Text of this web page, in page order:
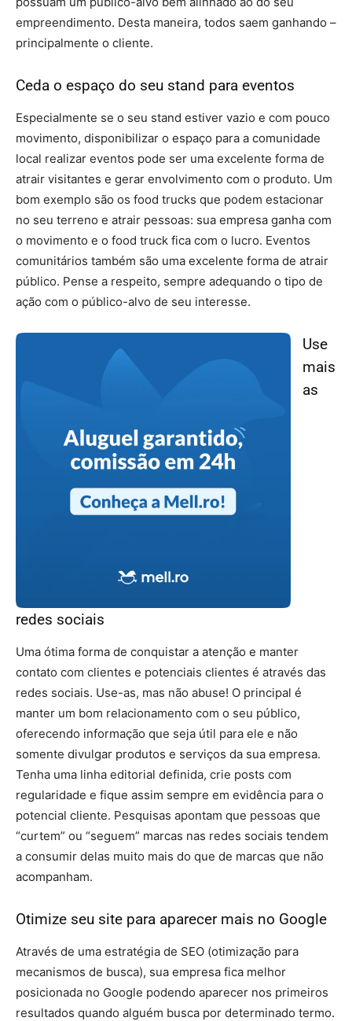
empreendimento. Desta maneira, todos saem ganhando –
principalmente o cliente.
Ceda o espaço do seu stand para eventos
Especialmente se o seu stand estiver vazio e com pouco
movimento, disponibilizar o espaço para a comunidade
local realizar eventos pode ser uma excelente forma de
atrair visitantes e gerar envolvimento com o produto. Um
bom exemplo são os food trucks que podem estacionar
no seu terreno e atrair pessoas: sua empresa ganha com
o movimento e o food truck fica com o lucro. Eventos
comunitários também são uma excelente forma de atrair
público. Pense a respeito, sempre adequando o tipo de
ação com o público-alvo de seu interesse.
Use
mais
as
redes sociais
Uma ótima forma de conquistar a atenção e manter
contato com clientes e potenciais clientes é através das
redes sociais. Use-as, mas não abuse! O principal é
manter um bom relacionamento com o seu público,
oferecendo informação que seja útil para ele e não
somente divulgar produtos e serviços da sua empresa.
Tenha uma linha editorial definida, crie posts com
regularidade e fique assim sempre em evidência para o
potencial cliente. Pesquisas apontam que pessoas que
“curtem” ou “seguem” marcas nas redes sociais tendem
a consumir delas muito mais do que de marcas que não
acompanham.
Otimize seu site para aparecer mais no Google
Através de uma estratégia de SEO (otimização para
mecanismos de busca), sua empresa fica melhor
posicionada no Google podendo aparecer nos primeiros
resultados quando alguém busca por determinado termo.